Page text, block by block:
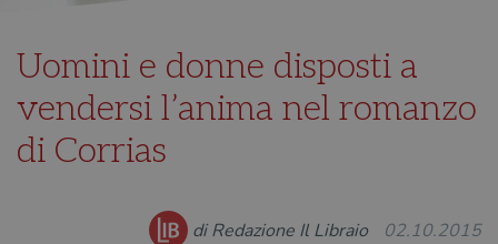
Uomini e donne disposti a
vendersi l’anima nel romanzo
di Corrias
di Redazione Il Libraio 02.10.2015